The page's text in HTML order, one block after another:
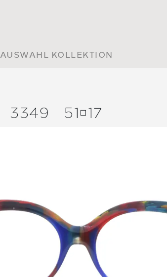
AUSWAHL KOLLEKTION
3349 5117